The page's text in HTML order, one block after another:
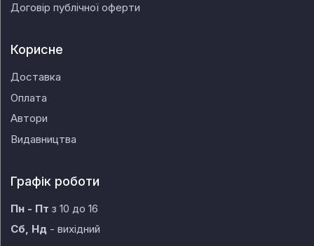
Договір публічної оферти
Корисне
Доставка
Оплата
Автори
Видавництва
Графік роботи
Пн - Пт з 10 до 16
Сб, Нд - вихідний